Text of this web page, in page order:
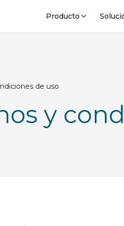
Producto
de uso
y